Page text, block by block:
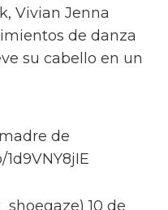
mejores noches de
un emoji de
trans. Ella añade:
zapatos.”
de 'RuPaul's